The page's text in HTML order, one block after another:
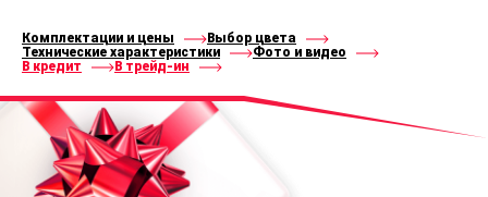
Комплектации и цены
Выбор цвета
Технические характеристики
Фото и видео
В кредит
В трейд-ин